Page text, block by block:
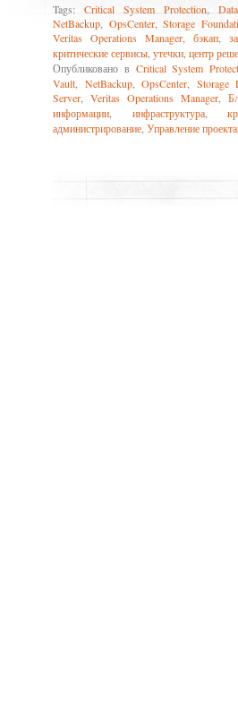
Tags: Critical System Protection
NetBackup
OpsCenter,Storage
Veritas Operations Manager
бэкап
критические сервисы утечки центр
Опубликовано в Critical System
Vault
NetBackup,OpsCenter
Storage
Server
Veritas Operations Manager,
информации
инфраструктура,
администрирование Управление